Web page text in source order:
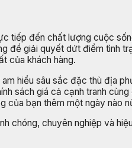
tiếp đến chất lượng cuộc
để giải quyết dứt điểm tình
của khách hàng.
hiểu sâu sắc đặc thù địa
sách giá cả cạnh tranh
của bạn thêm một ngày nào
chóng, chuyên nghiệp và